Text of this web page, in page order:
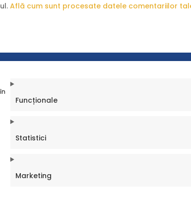
Funcționale
Statistici
Marketing
Află cum sunt procesate datele comentariilor